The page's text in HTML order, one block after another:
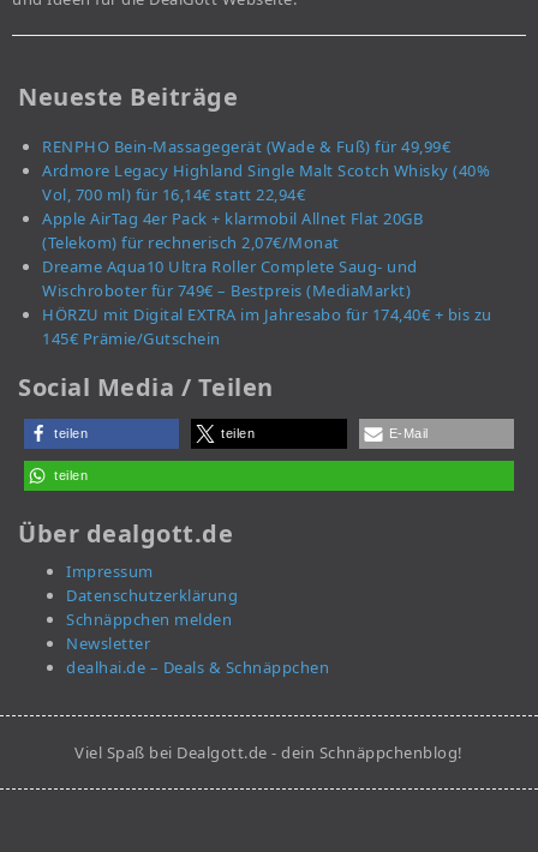
Neueste Beiträge
RENPHO Bein-Massagegerät (Wade & Fuß) für 49,99€
Ardmore Legacy Highland Single Malt Scotch Whisky (40%
Vol, 700 ml) für 16,14€ statt 22,94€
Apple AirTag 4er Pack + klarmobil Allnet Flat 20GB
(Telekom) für rechnerisch 2,07€/Monat
Dreame Aqua10 Ultra Roller Complete Saug- und
Wischroboter für 749€ – Bestpreis (MediaMarkt)
HÖRZU mit Digital EXTRA im Jahresabo für 174,40€ + bis zu
145€ Prämie/Gutschein
Social Media / Teilen
teilen teilen E-Mail
teilen
Über dealgott.de
Impressum
Datenschutzerklärung
Schnäppchen melden
Newsletter
dealhai.de – Deals & Schnäppchen
Viel Spaß bei Dealgott.de - dein Schnäppchenblog!